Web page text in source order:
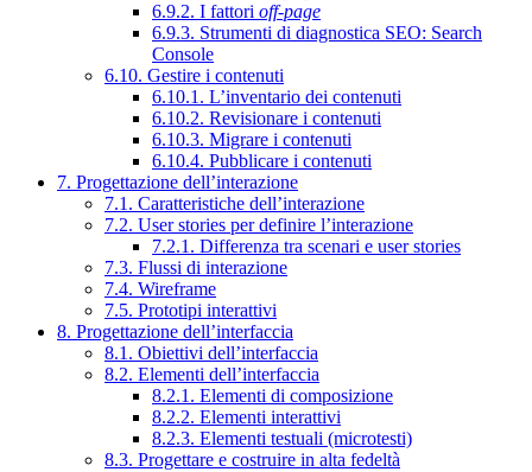
6.9.2. I fattori off-page
6.9.3. Strumenti di diagnostica SEO: Search
Console
6.10. Gestire i contenuti
6.10.1. L’inventario dei contenuti
6.10.2. Revisionare i contenuti
6.10.3. Migrare i contenuti
6.10.4. Pubblicare i contenuti
7. Progettazione dell’interazione
7.1. Caratteristiche dell’interazione
7.2. User stories per definire l’interazione
7.2.1. Differenza tra scenari e user stories
7.3. Flussi di interazione
7.4. Wireframe
7.5. Prototipi interattivi
8. Progettazione dell’interfaccia
8.1. Obiettivi dell’interfaccia
8.2. Elementi dell’interfaccia
8.2.1. Elementi di composizione
8.2.2. Elementi interattivi
8.2.3. Elementi testuali (microtesti)
8.3. Progettare e costruire in alta fedeltà